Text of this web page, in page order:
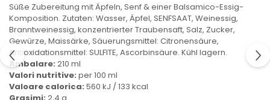
Süße Zubereitung mit Äpfeln, Senf & einer Balsamico-Essig-
Komposition. Zutaten: Wasser, Äpfel, SENFSAAT, Weinessig,
Branntweinessig, konzentrierter Traubensaft, Salz, Zucker,
Gewürze, Maissärke, Säuerungsmittel: Citronensäure,
Antioxidationsmittel: SULFITE, Ascorbinsäure. Kühl lagern.
Ambalare: 210 ml
Valori nutritive: per 100 ml
Valoare calorica: 560 kJ / 133 kcal
Grasimi: 2,4 g